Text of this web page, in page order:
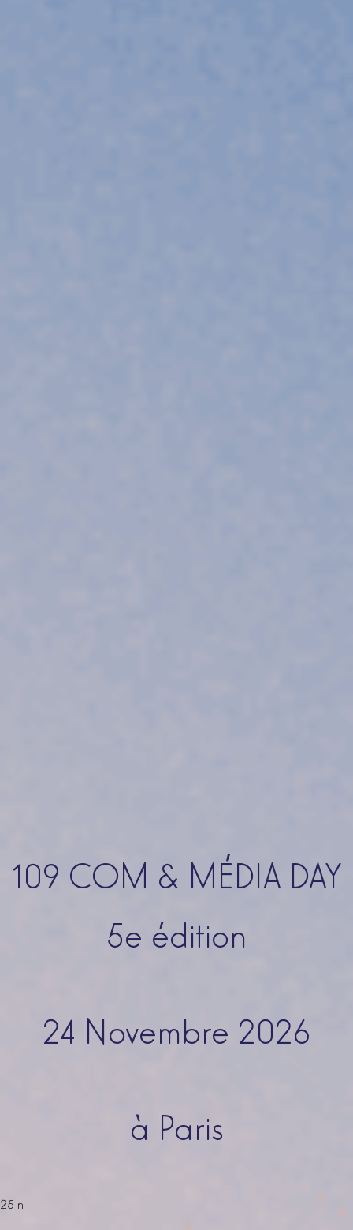
109 COM & MÉDIA DAY
5e édition
24 Novembre 2026
à Paris
25 n